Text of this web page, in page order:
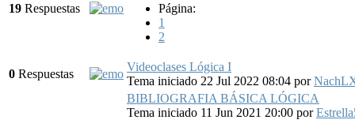
19 Respuestas
Página:
1
2
0 Respuestas
Videoclases Lógica I
Tema iniciado 22 Jul 2022 08:04 por
BIBLIOGRAFIA BÁSICA LÓGICA
Tema iniciado 11 Jun 2021 20:00 por